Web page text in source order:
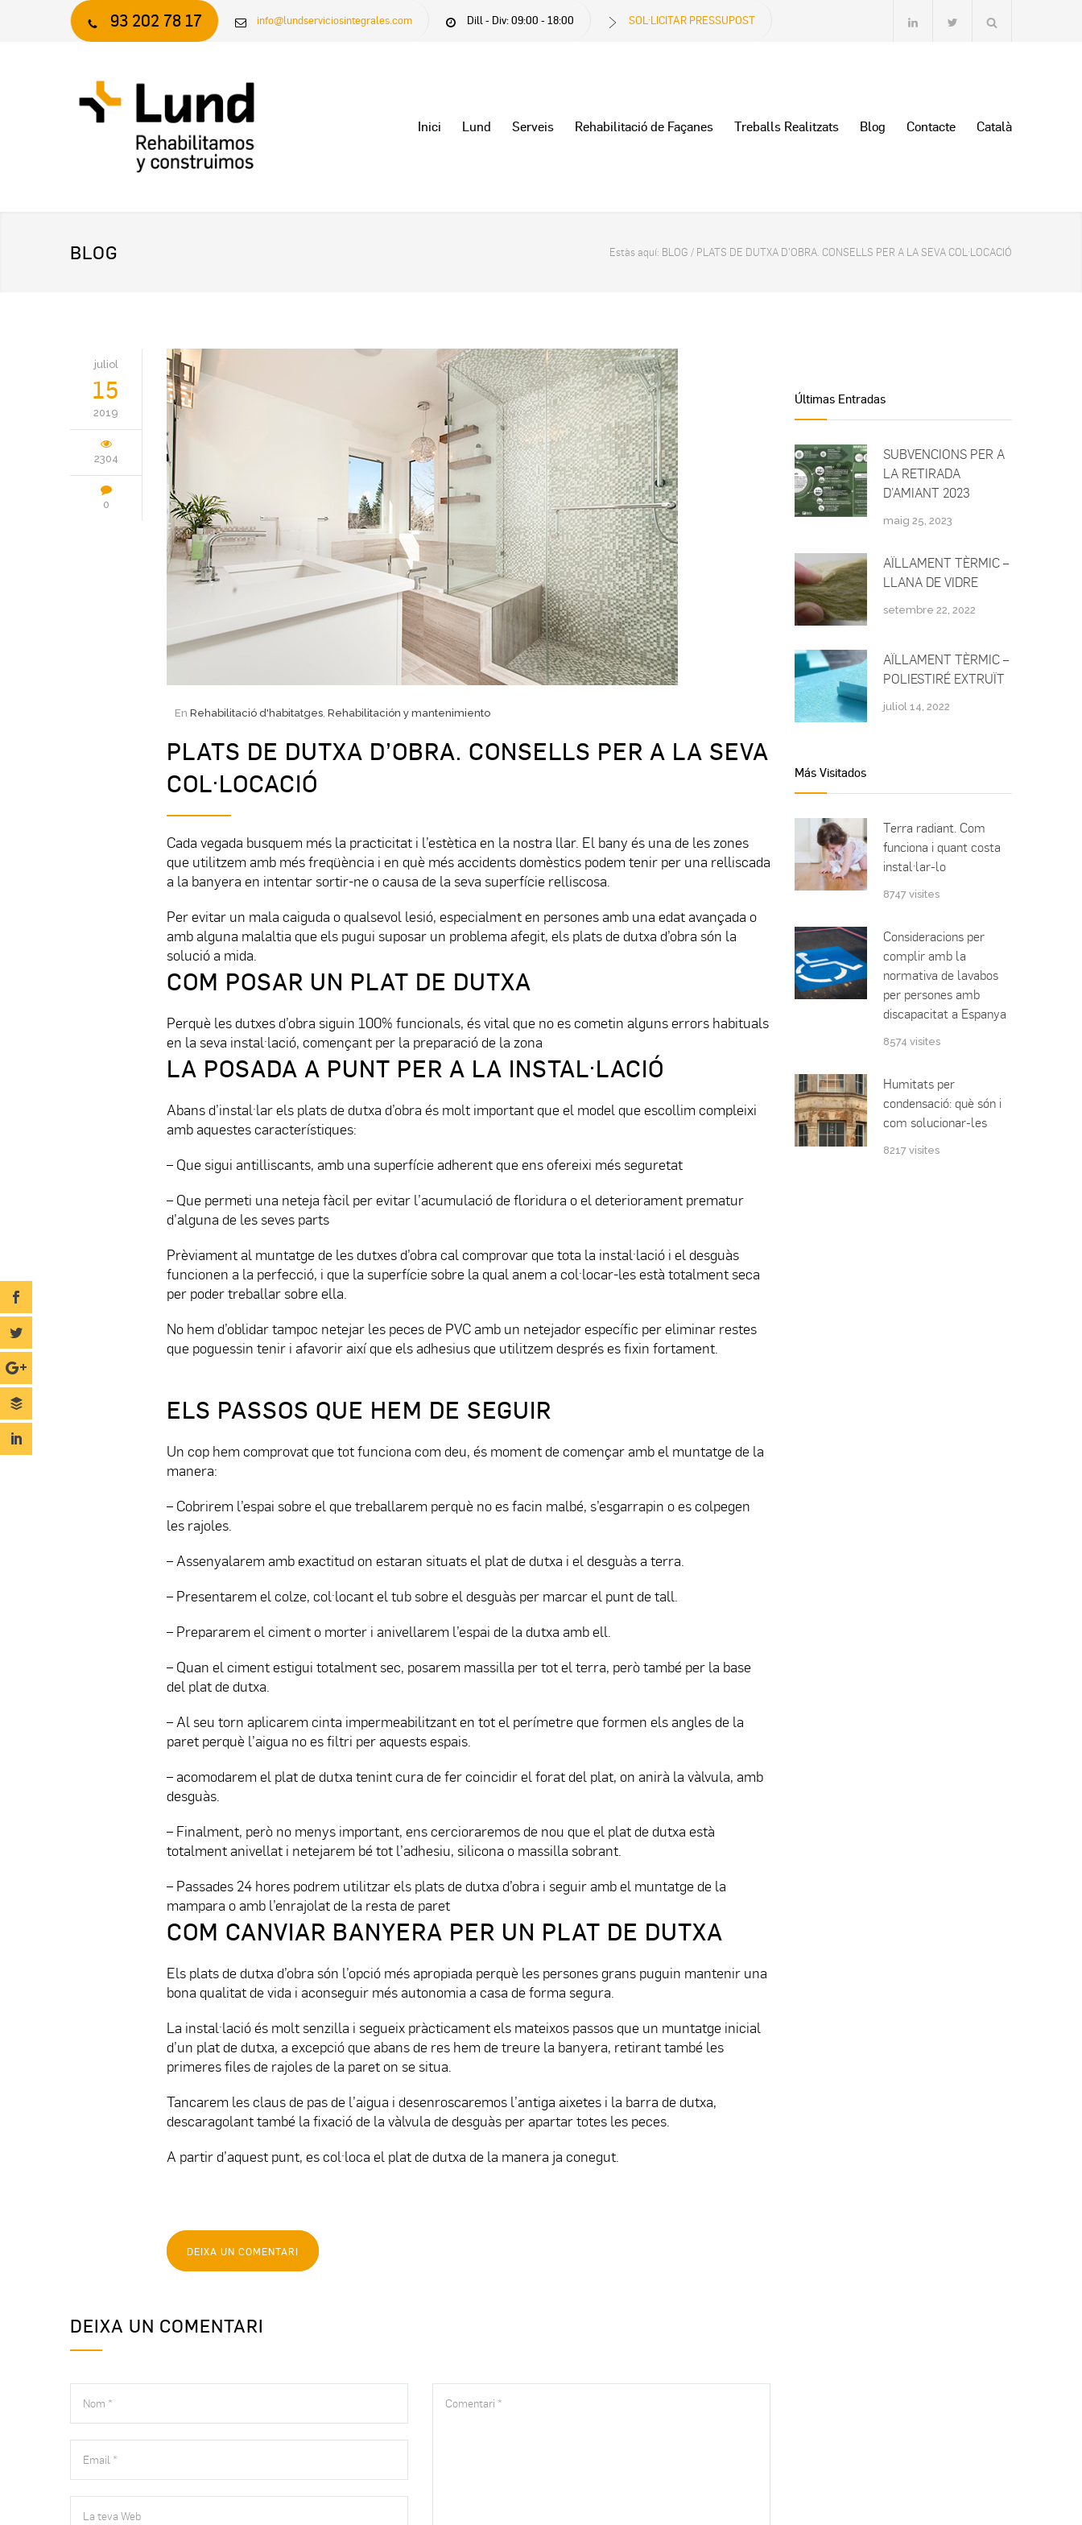
93 202 78 17 info@lundserviciosintegrales.com Dill - Div: 09:00 - 18:00 SOL·LICITAR PRESSUPOST
Inici Lund Serveis Rehabilitació de Façanes Treballs Realitzats Blog Contacte Català
BLOG Estàs aquí: BLOG / PLATS DE DUTXA D’OBRA. CONSELLS PER A LA SEVA COL·LOCACIÓ
juliol
15
2019
2304
0
En Rehabilitació d'habitatges, Rehabilitación y mantenimiento
PLATS DE DUTXA D’OBRA. CONSELLS PER A LA SEVA
COL·LOCACIÓ
Cada vegada busquem més la practicitat i l’estètica en la nostra llar. El bany és una de les zones
que utilitzem amb més freqüència i en què més accidents domèstics podem tenir per una relliscada
a la banyera en intentar sortir-ne o causa de la seva superfície relliscosa.
Per evitar un mala caiguda o qualsevol lesió, especialment en persones amb una edat avançada o
amb alguna malaltia que els pugui suposar un problema afegit, els plats de dutxa d’obra són la
solució a mida.
COM POSAR UN PLAT DE DUTXA
Perquè les dutxes d’obra siguin 100% funcionals, és vital que no es cometin alguns errors habituals
en la seva instal·lació, començant per la preparació de la zona
LA POSADA A PUNT PER A LA INSTAL·LACIÓ
Abans d’instal·lar els plats de dutxa d’obra és molt important que el model que escollim compleixi
amb aquestes característiques:
– Que sigui antilliscants, amb una superfície adherent que ens ofereixi més seguretat
– Que permeti una neteja fàcil per evitar l’acumulació de floridura o el deteriorament prematur
d’alguna de les seves parts
Prèviament al muntatge de les dutxes d’obra cal comprovar que tota la instal·lació i el desguàs
funcionen a la perfecció, i que la superfície sobre la qual anem a col·locar-les està totalment seca
per poder treballar sobre ella.
No hem d’oblidar tampoc netejar les peces de PVC amb un netejador específic per eliminar restes
que poguessin tenir i afavorir així que els adhesius que utilitzem després es fixin fortament.
ELS PASSOS QUE HEM DE SEGUIR
Un cop hem comprovat que tot funciona com deu, és moment de començar amb el muntatge de la
manera:
– Cobrirem l’espai sobre el que treballarem perquè no es facin malbé, s’esgarrapin o es colpegen
les rajoles.
– Assenyalarem amb exactitud on estaran situats el plat de dutxa i el desguàs a terra.
– Presentarem el colze, col·locant el tub sobre el desguàs per marcar el punt de tall.
– Prepararem el ciment o morter i anivellarem l’espai de la dutxa amb ell.
– Quan el ciment estigui totalment sec, posarem massilla per tot el terra, però també per la base
del plat de dutxa.
– Al seu torn aplicarem cinta impermeabilitzant en tot el perímetre que formen els angles de la
paret perquè l’aigua no es filtri per aquests espais.
– acomodarem el plat de dutxa tenint cura de fer coincidir el forat del plat, on anirà la vàlvula, amb
desguàs.
– Finalment, però no menys important, ens cercioraremos de nou que el plat de dutxa està
totalment anivellat i netejarem bé tot l’adhesiu, silicona o massilla sobrant.
– Passades 24 hores podrem utilitzar els plats de dutxa d’obra i seguir amb el muntatge de la
mampara o amb l’enrajolat de la resta de paret
COM CANVIAR BANYERA PER UN PLAT DE DUTXA
Els plats de dutxa d’obra són l’opció més apropiada perquè les persones grans puguin mantenir una
bona qualitat de vida i aconseguir més autonomia a casa de forma segura.
La instal·lació és molt senzilla i segueix pràcticament els mateixos passos que un muntatge inicial
d’un plat de dutxa, a excepció que abans de res hem de treure la banyera, retirant també les
primeres files de rajoles de la paret on se situa.
Tancarem les claus de pas de l’aigua i desenroscaremos l’antiga aixetes i la barra de dutxa,
descaragolant també la fixació de la vàlvula de desguàs per apartar totes les peces.
A partir d’aquest punt, es col·loca el plat de dutxa de la manera ja conegut.
DEIXA UN COMENTARI
DEIXA UN COMENTARI
Últimas Entradas
SUBVENCIONS PER A
LA RETIRADA
D’AMIANT 2023
maig 25, 2023
AÏLLAMENT TÈRMIC –
LLANA DE VIDRE
setembre 22, 2022
AÏLLAMENT TÈRMIC –
POLIESTIRÉ EXTRUÏT
juliol 14, 2022
Más Visitados
Terra radiant. Com
funciona i quant costa
instal·lar-lo
8747 visites
Consideracions per
complir amb la
normativa de lavabos
per persones amb
discapacitat a Espanya
8574 visites
Humitats per
condensació: què són i
com solucionar-les
8217 visites